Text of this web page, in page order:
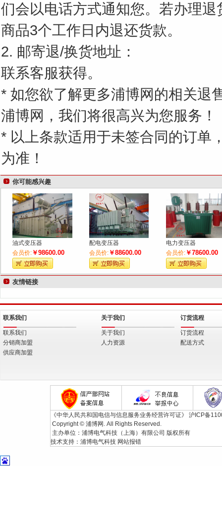
们会以电话方式通知您。若办理
商品3个工作日内退还货款。
2. 邮寄退/换货地址：
联系客服获得。
* 如您欲了解更多浦博网的相关退
浦博网，我们将很高兴为您服务！
* 以上条款适用于未签合同的订单
为准！
你可能感兴趣
油式变压器
会员价:￥98600.00
配电变压器
会员价:￥88600.00
电力变压器
会员价: ￥78600.00
友情链接
联系我们
联系我们
分销商加盟
供应商加盟
关于我们
关于我们
人力资源
订货流程
订货流程
配送方式
《中华人民共和国电信与信息服务业务经营许可证》 沪ICP备
Copyright © 浦博网. All Rights Reserved.
主办单位：浦博电气科技（上海）有限公司 版权所有
技术支持： 浦博电气科技 网站报错